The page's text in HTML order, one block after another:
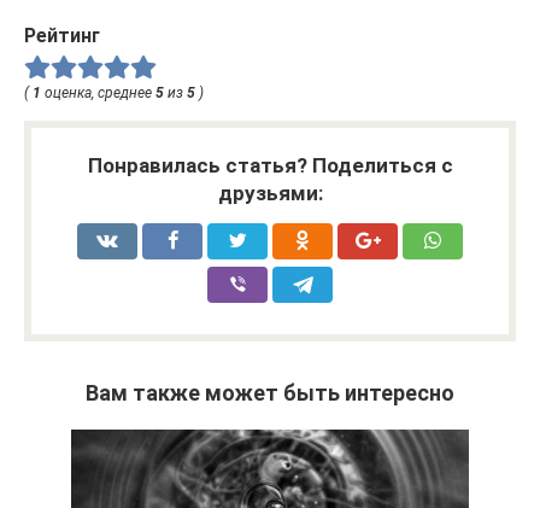
Рейтинг
( 1 оценка, среднее 5 из 5 )
Понравилась статья? Поделиться с
друзьями:
Вам также может быть интересно